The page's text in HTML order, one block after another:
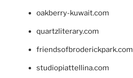
oakberry-kuwait.com
quartzliterary.com
friendsofbroderickpark.com
studiopiattellina.com